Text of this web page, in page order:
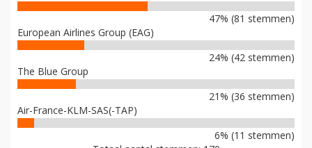
47% (81 stemmen)
European Airlines Group (EAG)
24% (42 stemmen)
The Blue Group
21% (36 stemmen)
Air-France-KLM-SAS(-TAP)
6% (11 stemmen)